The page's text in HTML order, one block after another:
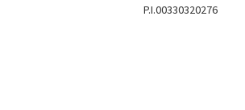
P.I.00330320276